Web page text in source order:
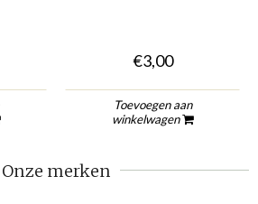
€3,00
Toevoegen aan
winkelwagen
Onze merken